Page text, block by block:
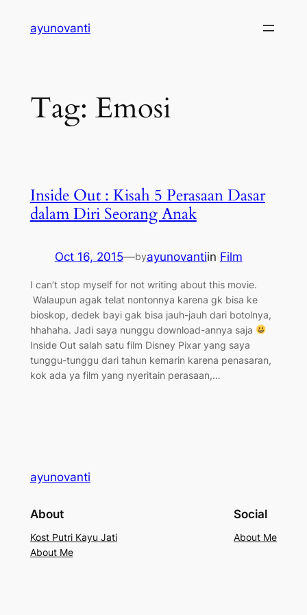
ayunovanti
Tag: Emosi
Inside Out : Kisah 5 Perasaan Dasar
dalam Diri Seorang Anak
Oct 16, 2015—byayunovantiin Film
I can’t stop myself for not writing about this movie.
Walaupun agak telat nontonnya karena gk bisa ke
bioskop, dedek bayi gak bisa jauh-jauh dari botolnya,
hhahaha. Jadi saya nunggu download-annya saja
Inside Out salah satu film Disney Pixar yang saya
tunggu-tunggu dari tahun kemarin karena penasaran,
kok ada ya film yang nyeritain perasaan,…
ayunovanti
About
Kost Putri Kayu Jati
About Me
Social
About Me